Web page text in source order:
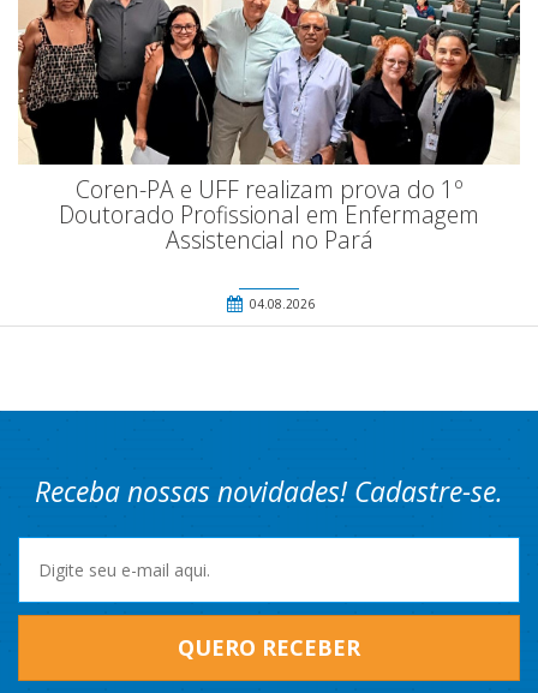
Coren-PA e UFF realizam prova do 1º
Doutorado Profissional em Enfermagem
Assistencial no Pará
04.08.2026
Receba nossas novidades! Cadastre-se.
QUERO RECEBER